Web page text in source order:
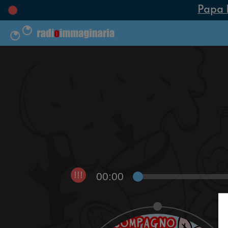
Papa
!!! 00:00